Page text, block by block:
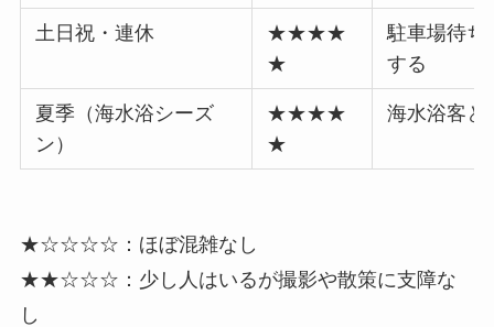
土日祝・連休
★★★★
★
駐車場待ち
する
夏季（海水浴シーズ
ン）
★★★★
★
海水浴客と
★☆☆☆☆：ほぼ混雑なし
★★☆☆☆：少し人はいるが撮影や散策に支障な
し